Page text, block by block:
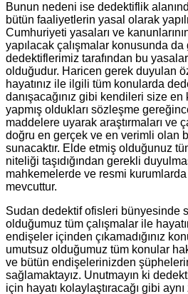
Bunun nedeni ise dedektiflik
bütün faaliyetlerin yasal olarak
Cumhuriyeti yasaları ve
yapılacak çalışmalar konusunda
dedektiflerimiz tarafından bu
olduğudur. Haricen gerek duyulan
hayatınız ile ilgili tüm konularda
danışacağınız gibi kendileri size en
yapmış oldukları sözleşme
maddelere uyarak araştırmaları ve
doğru en gerçek ve en verimli olan
sunacaktır. Elde etmiş olduğunuz
niteliği taşıdığından gerekli
mahkemelerde ve resmi
mevcuttur.
Sudan dedektif ofisleri bünyesinde
olduğumuz tüm çalışmalar ile
endişeler içinden çıkamadığınız
umutsuz olduğumuz tüm konular
ve bütün endişelerinizden
sağlamaktayız. Unutmayın ki
için hayatı kolaylaştıracağı gibi